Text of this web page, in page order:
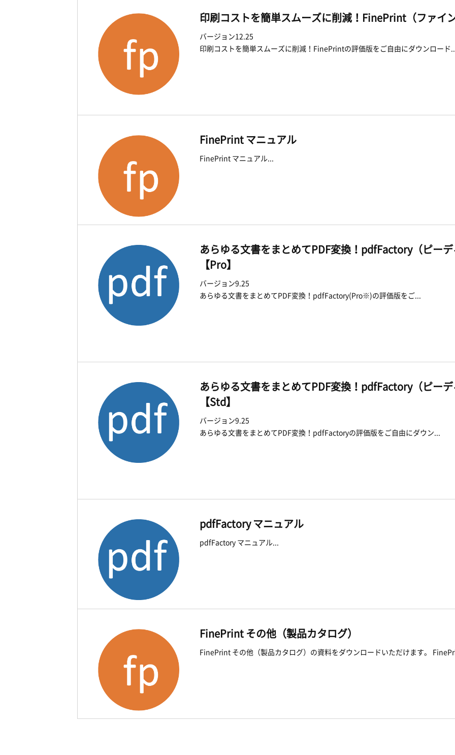
印刷コストを簡単スムーズに削減！FinePrint（ファイ
バージョン12.25
印刷コストを簡単スムーズに削減！FinePrintの評価版をご自由にダウンロード...
FinePrint マニュアル
FinePrint マニュアル...
あらゆる文書をまとめてPDF変換！pdfFactory（ピーデ
【Pro】
バージョン9.25
あらゆる文書をまとめてPDF変換！pdfFactory(Pro※)の評価版をご...
あらゆる文書をまとめてPDF変換！pdfFactory（ピーデ
【Std】
バージョン9.25
あらゆる文書をまとめてPDF変換！pdfFactoryの評価版をご自由にダウン...
pdfFactory マニュアル
pdfFactory マニュアル...
FinePrint その他（製品カタログ）
FinePrint その他（製品カタログ）の資料をダウンロードいただけます。